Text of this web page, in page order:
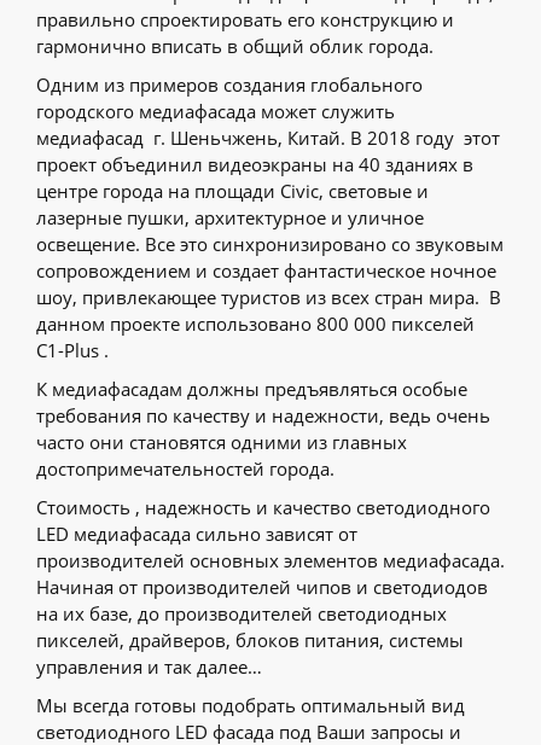
правильно спроектировать его конструкцию и
гармонично вписать в общий облик города.
Одним из примеров создания глобального
городского медиафасада может служить
медиафасад г. Шеньчжень, Китай. В 2018 году этот
проект объединил видеоэкраны на 40 зданиях в
центре города на площади Civic, световые и
лазерные пушки, архитектурное и уличное
освещение. Все это синхронизировано со звуковым
сопровождением и создает фантастическое ночное
шоу, привлекающее туристов из всех стран мира. В
данном проекте использовано 800 000 пикселей
C1-Plus .
К медиафасадам должны предъявляться особые
требования по качеству и надежности, ведь очень
часто они становятся одними из главных
достопримечательностей города.
Стоимость , надежность и качество светодиодного
LED медиафасада сильно зависят от
производителей основных элементов медиафасада.
Начиная от производителей чипов и светодиодов
на их базе, до производителей светодиодных
пикселей, драйверов, блоков питания, системы
управления и так далее…
Мы всегда готовы подобрать оптимальный вид
светодиодного LED фасада под Ваши запросы и